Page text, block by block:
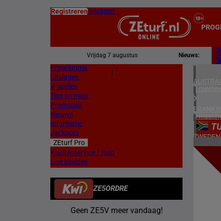
RegistrerenInloggen
Vrijdag 7 augustus Nieuws:
Programma
Uitslagen
V-spellen
Tips en meer
Promoties
Nieuws
Informatie
Jackpots
ZEturf Pro
Klantenservice / hulp
Live beelden
ZE5ORDRE
Geen ZE5V meer vandaag!
3
4
ZWEDEN
ZUID-
1
3
24/04/